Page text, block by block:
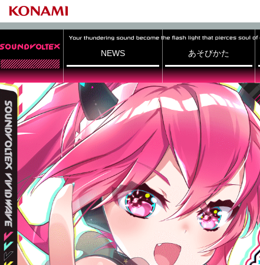
NEWS あそびかた